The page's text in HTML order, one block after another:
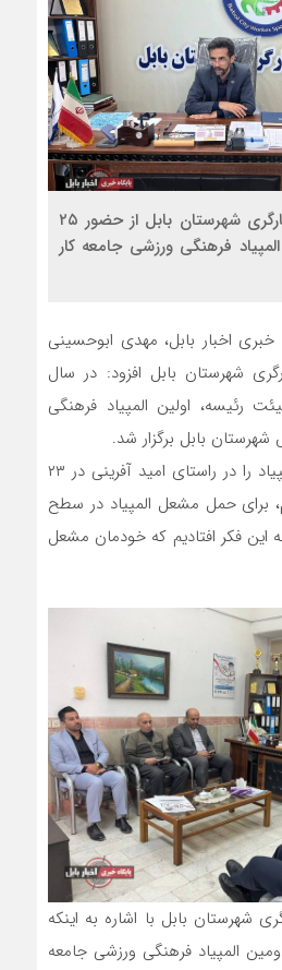
رئیس هیئت ورزش کارگری شهرستان بابل از حضور ۲۵
فرهنگی ورزشی جامعه کار
خبری اخبار بابل، مهدی ابوحسینی
شهرستان بابل افزود: در سال
رئیسه، اولین المپیاد فرهنگی
بابل برگزار شد.
ابوحسینی گفت: این المپیاد را در راستای امید آفرینی در ۲۳
برای حمل مشعل المپیاد در سطح
این فکر افتادیم که خودمان مشعل
بابل با اشاره به اینکه
دومین المپیاد فرهنگی ورزشی جامعه